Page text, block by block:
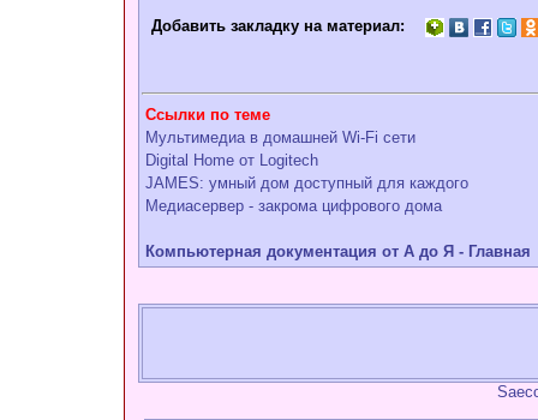
Добавить закладку на материал:
Ссылки по теме
Мультимедиа в домашней Wi-Fi сети
Digital Home от Logitech
JAMES: умный дом доступный для каждого
Медиасервер - закрома цифрового дома
Компьютерная документация от А до Я - Главная